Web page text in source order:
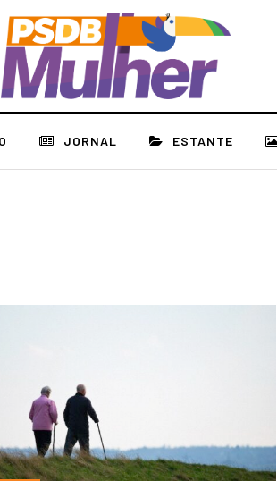
JORNAL ESTANTE